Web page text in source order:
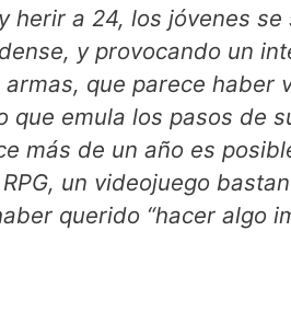
herir a 24, los jóvenes
y provocando un
que parece haber
que emula los pasos de
más de un año es
un videojuego
querido “hacer algo